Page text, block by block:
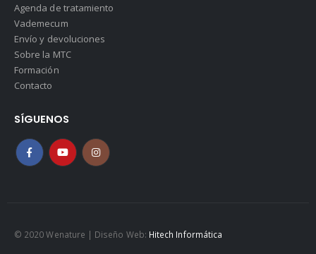
Agenda de tratamiento
Vademecum
Envío y devoluciones
Sobre la MTC
Formación
Contacto
SÍGUENOS
© 2020 Wenature | Diseño Web: Hitech Informática